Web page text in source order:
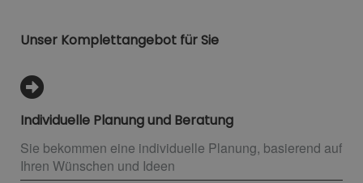
Unser Komplettangebot für Sie
Individuelle Planung und Beratung
Sie bekommen eine individuelle Planung, basierend auf
Ihren Wünschen und Ideen